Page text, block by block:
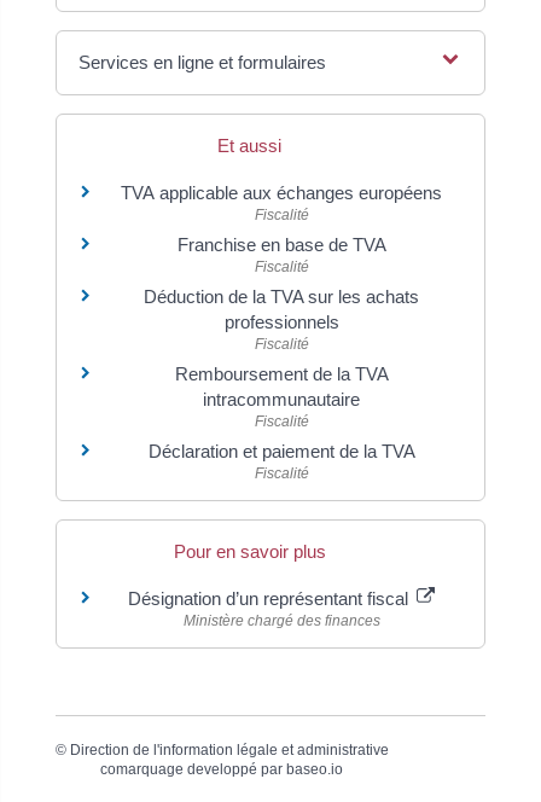
Services en ligne et formulaires
Et aussi
TVA applicable aux échanges européens
Fiscalité
Franchise en base de TVA
Fiscalité
Déduction de la TVA sur les achats
professionnels
Fiscalité
Remboursement de la TVA
intracommunautaire
Fiscalité
Déclaration et paiement de la TVA
Fiscalité
Pour en savoir plus
Désignation d’un représentant fiscal
Ministère chargé des finances
© Direction de l'information légale et administrative
comarquage developpé par baseo.io